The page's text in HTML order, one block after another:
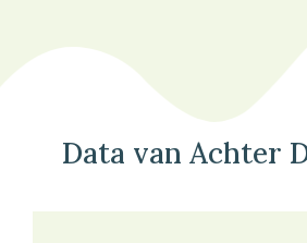
Data van Achter